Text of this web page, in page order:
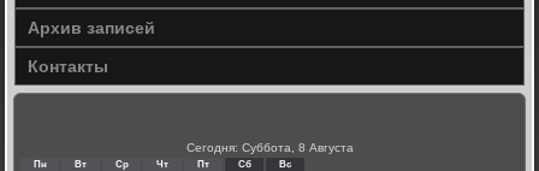
Архив записей
Контакты
Сегодня: Суббота, 8 Августа
Пн Вт Ср Чт Пт Сб Вс